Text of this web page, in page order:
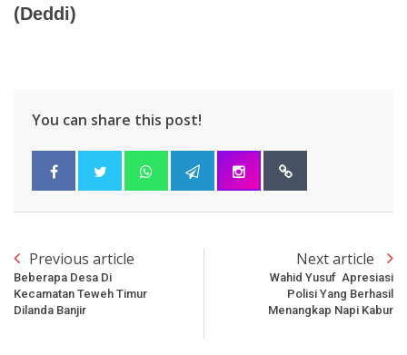
(Deddi)
You can share this post!
Previous article
Beberapa Desa Di
Kecamatan Teweh Timur
Dilanda Banjir
Next article
Wahid Yusuf Apresiasi
Polisi Yang Berhasil
Menangkap Napi Kabur